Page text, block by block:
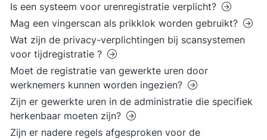
Is een systeem voor urenregistratie verplicht?
Mag een vingerscan als prikklok worden gebruikt?
Wat zijn de privacy-verplichtingen bij scansystemen
voor tijdregistratie ?
Moet de registratie van gewerkte uren door
werknemers kunnen worden ingezien?
Zijn er gewerkte uren in de administratie die specifiek
herkenbaar moeten zijn?
Zijn er nadere regels afgesproken voor de